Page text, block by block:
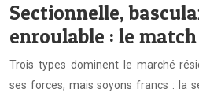
Sectionnelle,
enroulable : le match
Trois types dominent le marché
ses forces, mais soyons francs : la